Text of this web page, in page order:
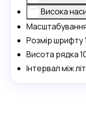
Висока
Розмір шрифту
Висота рядка
Інтервал між